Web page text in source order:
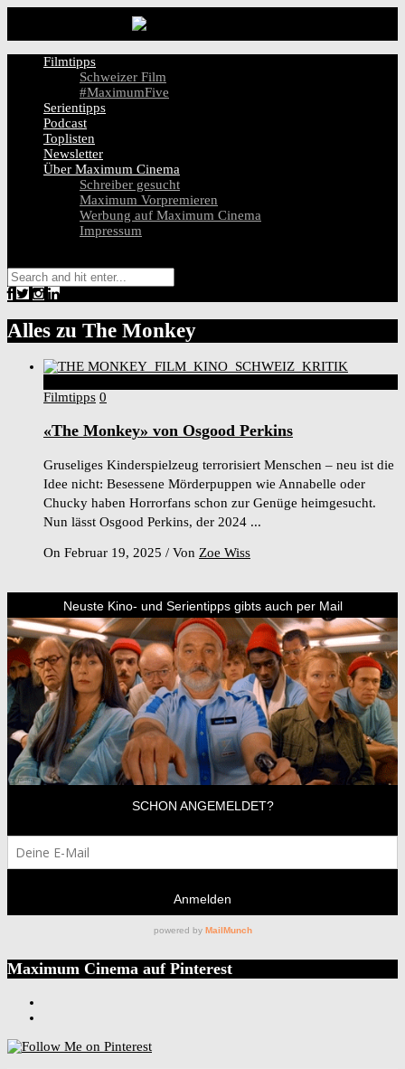
Filmtipps
Schweizer Film
#MaximumFive
Serientipps
Podcast
Toplisten
Newsletter
Über Maximum Cinema
Schreiber gesucht
Maximum Vorpremieren
Werbung auf Maximum Cinema
Impressum
Alles zu The Monkey
Filmtipps 0
«The Monkey» von Osgood Perkins
Gruseliges Kinderspielzeug terrorisiert Menschen – neu ist die
Idee nicht: Besessene Mörderpuppen wie Annabelle oder
Chucky haben Horrorfans schon zur Genüge heimgesucht.
Nun lässt Osgood Perkins, der 2024 ...
On Februar 19, 2025 / Von Zoe Wiss
Maximum Cinema auf Pinterest